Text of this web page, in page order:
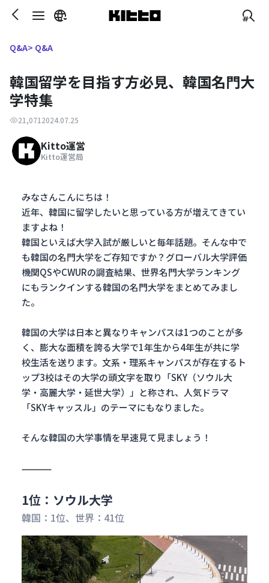
Q&A> Q&A
韓国留学を目指す方必見、韓国名門大
学特集
21,071 2024.07.25
Kitto運営
Kitto運営局
みなさんこんにちは！
近年、韓国に留学したいと思っている方が増えてきてい
ますよね！
韓国といえば大学入試が厳しいと毎年話題。そんな中で
も韓国の名門大学をご存知ですか？グローバル大学評価
機関QSやCWURの調査結果、世界名門大学ランキング
にもランクインする韓国の名門大学をまとめてみまし
た。
韓国の大学は日本と異なりキャンパスは1つのことが多
く、膨大な面積を誇る大学で1年生から4年生が共に学
校生活を送ります。文系・理系キャンパスが存在するト
ップ3校はその大学の頭文字を取り「SKY（ソウル大
学・高麗大学・延世大学）」と称され、人気ドラマ
「SKYキャッスル」のテーマにもなりました。
そんな韓国の大学事情を早速見て見ましょう！
1位：ソウル大学
韓国：1位、世界：41位